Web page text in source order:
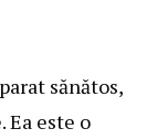
sănătos,
este o